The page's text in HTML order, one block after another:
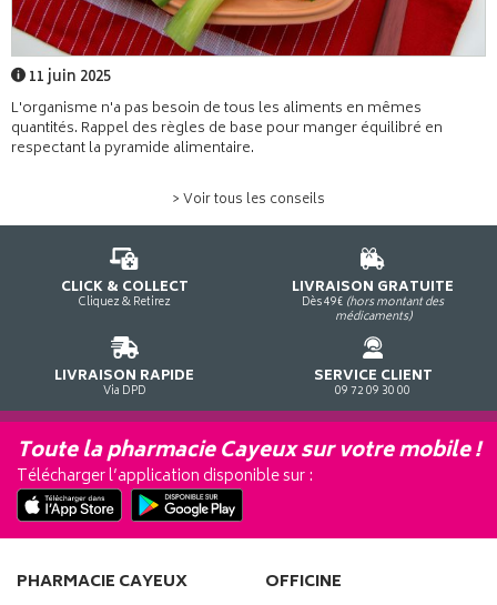
11 juin 2025
L'organisme n'a pas besoin de tous les aliments en mêmes
quantités. Rappel des règles de base pour manger équilibré en
respectant la pyramide alimentaire.
> Voir tous les conseils
CLICK & COLLECT
Cliquez & Retirez
LIVRAISON GRATUITE
Dès 49€ (hors montant des
médicaments)
LIVRAISON RAPIDE
Via DPD
SERVICE CLIENT
09 72 09 30 00
Toute la pharmacie Cayeux sur votre mobile !
Télécharger l’application disponible sur :
PHARMACIE CAYEUX OFFICINE